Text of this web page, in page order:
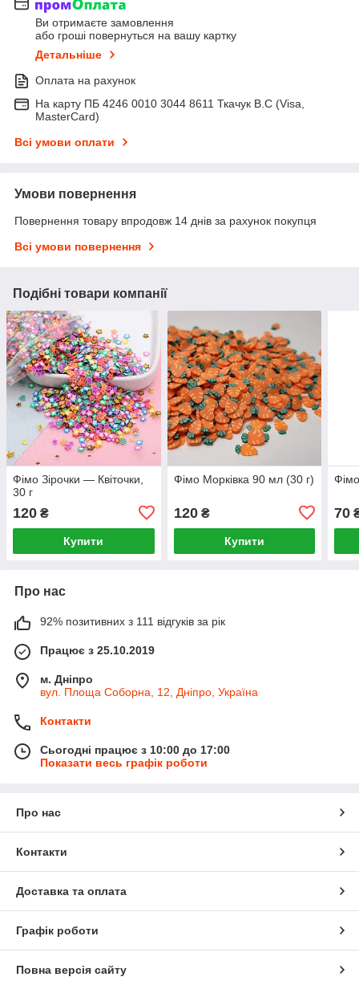
Ви отримаєте замовлення
або гроші повернуться на вашу картку
Детальніше
Оплата на рахунок
На карту ПБ 4246 0010 3044 8611 Ткачук В.С (Visa,
MasterCard)
Всі умови оплати
Умови повернення
Повернення товару впродовж 14 днів за рахунок покупця
Всі умови повернення
Подібні товари компанії
Фімо Зірочки — Квіточки,
30 г
120 ₴
Купити
Фімо Морківка 90 мл (30 г)
120₴
Купити
70
Про нас
92% позитивних з 111 відгуків за рік
Працює з 25.10.2019
м. Дніпро
вул. Площа Соборна, 12, Дніпро, Україна
Контакти
Сьогодні працює з 10:00 до 17:00
Показати весь графік роботи
Про нас
Контакти
Доставка та оплата
Графік роботи
Повна версія сайту